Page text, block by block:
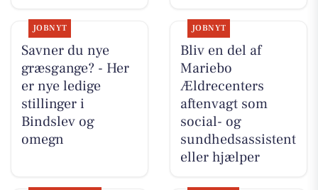
JOBNYT
Savner du nye
græsgange? - Her
er nye ledige
stillinger i
Bindslev og
omegn
JOBNYT
Bliv en del af
Mariebo
Ældrecenters
aftenvagt som
social- og
sundhedsassistent
eller hjælper